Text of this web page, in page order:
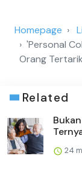
Homepage
'Personal
Orang
Related
24